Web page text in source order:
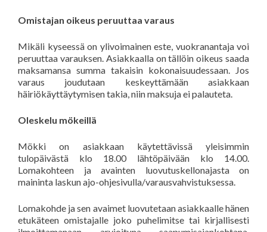
Omistajan oikeus peruuttaa varaus
Mikäli kyseessä on ylivoimainen este, vuokranantaja voi
peruuttaa varauksen. Asiakkaalla on tällöin oikeus saada
maksamansa summa takaisin kokonaisuudessaan. Jos
varaus joudutaan keskeyttämään asiakkaan
häiriökäyttäytymisen takia, niin maksuja ei palauteta.
Oleskelu mökeillä
Mökki on asiakkaan käytettävissä yleisimmin
tulopäivästä klo 18.00 lähtöpäivään klo 14.00.
Lomakohteen ja avainten luovutuskellonajasta on
maininta laskun ajo-ohjesivulla/varausvahvistuksessa.
Lomakohde ja sen avaimet luovutetaan asiakkaalle hänen
etukäteen omistajalle joko puhelimitse tai kirjallisesti